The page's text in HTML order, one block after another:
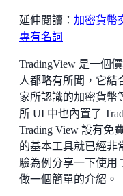
延伸閱讀： 加密貨幣
專有名詞
TradingView 是一個
人都略有所聞，它結
家所認識的加密貨幣
所 UI 中也內置了
Trading View 設有免
的基本工具就已經非
驗為例分享一下使用
做一個簡單的介紹。